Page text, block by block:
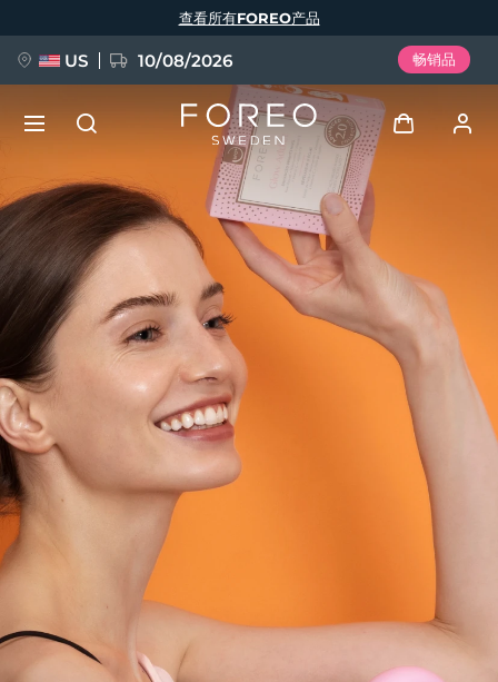
查看所有FOREO产品
US 10/08/2026 畅销品
用户信息
我的设备
我的订单
我的地址
我的订阅
新品
FAQ™ Pure Beauty-Tech Elixir
BREAKING NEWS
issa™ Teeth Whitening Set
FAQ™ Dual LED Panel
热门产品
语言
English Deutsch
Español
Français
Italiano
Português
Polski
Svenska
Türkçe
简体中文
发货国家
预计送达日期8/9/26
预计送达日期8/9/26